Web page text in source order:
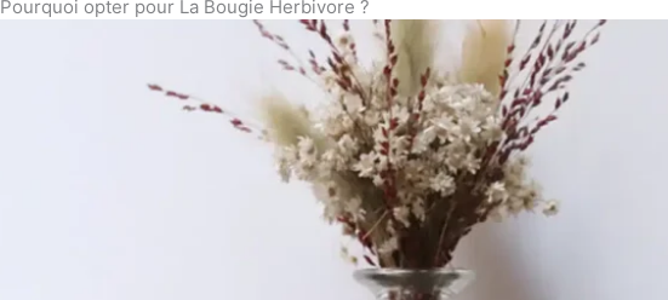
Pourquoi opter pour La Bougie Herbivore ?